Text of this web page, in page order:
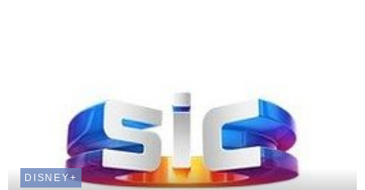
DISNEY+